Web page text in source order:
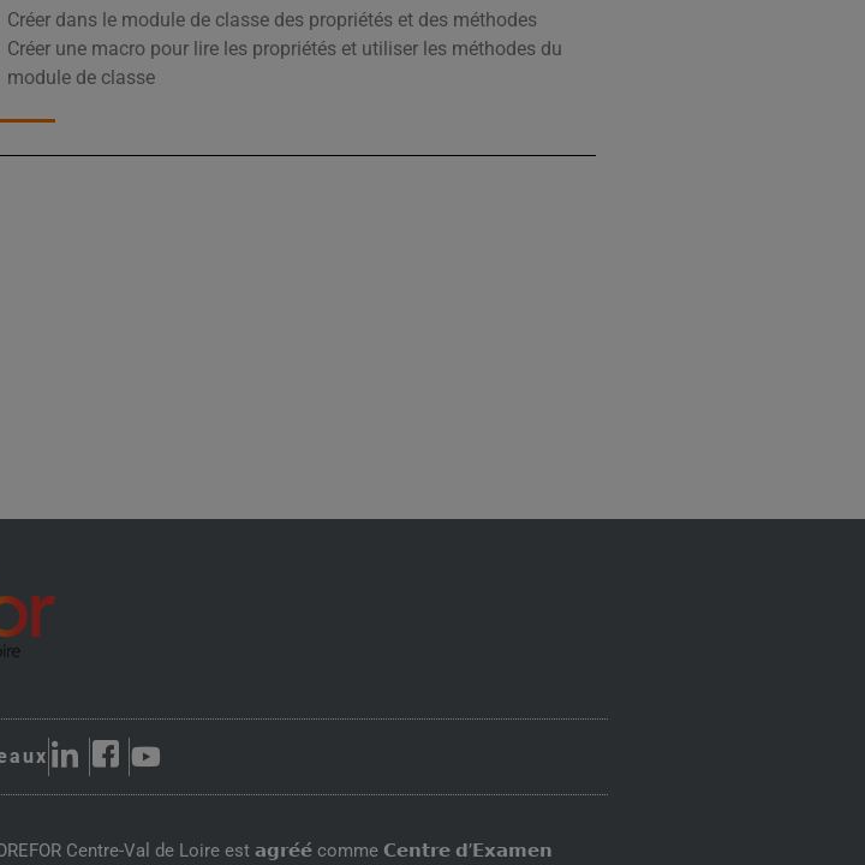
Créer dans le module de classe des propriétés et des méthodes
Créer une macro pour lire les propriétés et utiliser les méthodes du
module de classe
Centre-Val de Loire est 𝗮𝗴𝗿𝗲́𝗲́ comme 𝗖𝗲𝗻𝘁𝗿𝗲 𝗱’𝗘𝘅𝗮𝗺𝗲𝗻